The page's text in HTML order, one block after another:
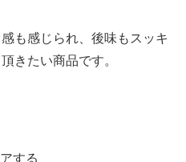
も感じられ、後味もスッキ
きたい商品です。
する